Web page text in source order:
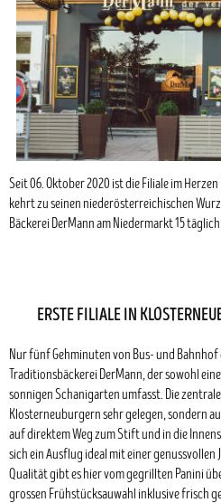
Seit 06. Oktober 2020 ist die Filiale im
kehrt zu seinen niederösterreichischen
Bäckerei DerMann am Niedermarkt 15
ERSTE FILIALE IN
Nur fünf Gehminuten von Bus- und
Traditionsbäckerei DerMann, der sowohl
sonnigen Schanigarten umfasst. Die
Klosterneuburgern sehr gelegen, sondern
auf direktem Weg zum Stift und in die
sich ein Ausflug ideal mit einer
Qualität gibt es hier vom gegrillten Panini
grossen Frühstücksauwahl inklusive frisch